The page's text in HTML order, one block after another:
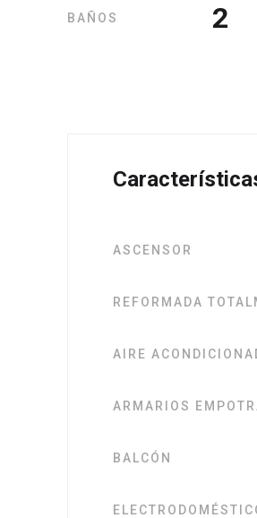
BAÑOS 2
ASCENSOR
REFORMADA
AIRE
ARMARIOS
BALCÓN